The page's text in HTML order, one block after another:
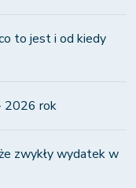
to jest i od kiedy
2026 rok
zwykły wydatek w